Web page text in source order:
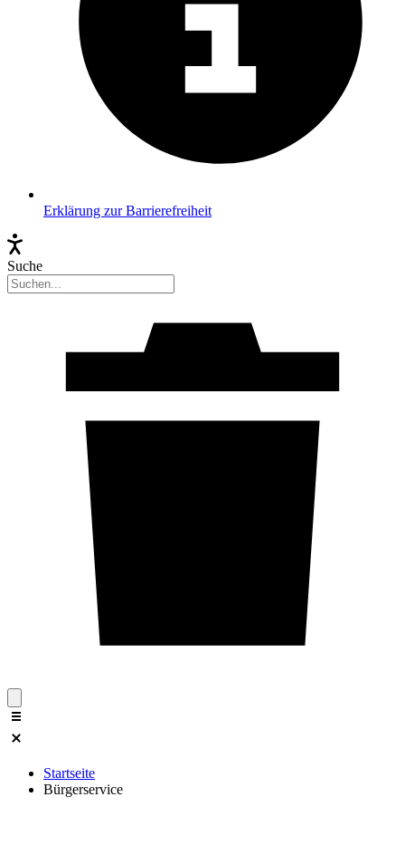
Erklärung zur Barrierefreiheit
Suche
Startseite
Bürgerservice